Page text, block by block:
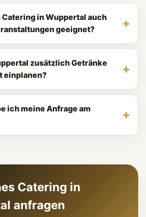
in Wuppertal auch
geeignet?
zusätzlich Getränke
einplanen?
ich meine Anfrage am
Catering in
anfragen